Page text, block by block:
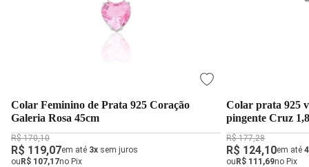
Colar Feminino de Prata 925 Coração
Galeria Rosa 45cm
R$ 170,10
R$ 119,07em até 3x sem juros
ouR$ 107,17no Pix
Colar prata 925
pingente Cruz
R$ 177,28
R$ 124,10em até
ouR$ 111,69no Pix